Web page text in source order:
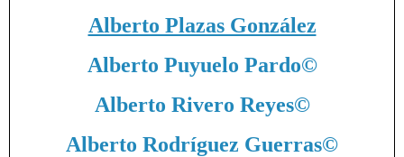
Alberto Plazas González
Alberto Puyuelo Pardo©
Alberto Rivero Reyes©
Alberto Rodríguez Guerras©